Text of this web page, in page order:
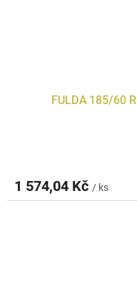
FULDA 185/60
1 574,04 Kč / ks